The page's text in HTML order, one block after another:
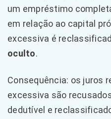
um empréstimo
em relação ao capital
excessiva é
oculto.
Consequência: os juros
excessiva são
dedutível e